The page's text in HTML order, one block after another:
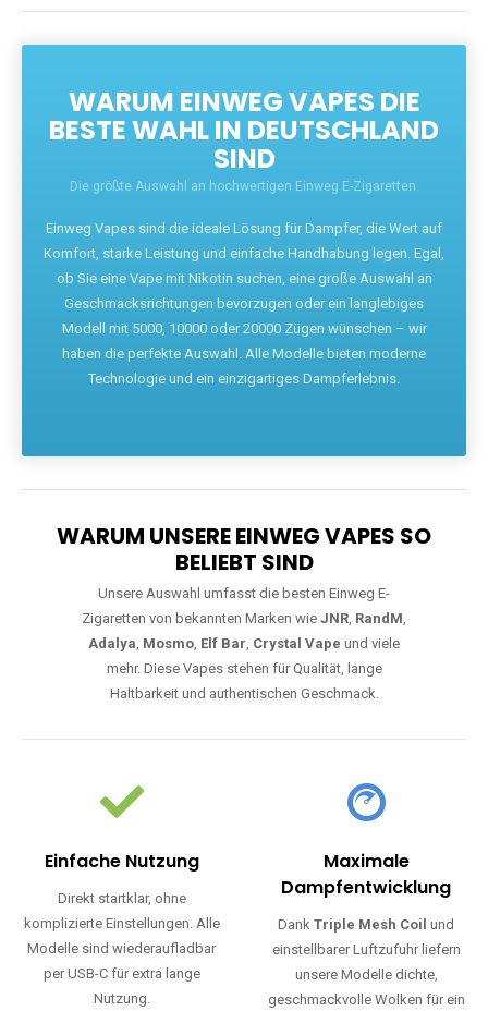
WARUM EINWEG VAPES DIE
BESTE WAHL IN DEUTSCHLAND
SIND
Die größte Auswahl an hochwertigen Einweg E-Zigaretten.
Einweg Vapes sind die ideale Lösung für Dampfer, die Wert auf
Komfort, starke Leistung und einfache Handhabung legen. Egal,
ob Sie eine Vape mit Nikotin suchen, eine große Auswahl an
Geschmacksrichtungen bevorzugen oder ein langlebiges
Modell mit 5000, 10000 oder 20000 Zügen wünschen – wir
haben die perfekte Auswahl. Alle Modelle bieten moderne
Technologie und ein einzigartiges Dampferlebnis.
WARUM UNSERE EINWEG VAPES SO
BELIEBT SIND
Unsere Auswahl umfasst die besten Einweg E-
Zigaretten von bekannten Marken wie JNR, RandM,
Adalya, Mosmo, Elf Bar, Crystal Vape und viele
mehr. Diese Vapes stehen für Qualität, lange
Haltbarkeit und authentischen Geschmack.
Einfache Nutzung
Direkt startklar, ohne
komplizierte Einstellungen. Alle
Modelle sind wiederaufladbar
per USB-C für extra lange
Nutzung.
Maximale
Dampfentwicklung
DankTriple Mesh Coil und
einstellbarer Luftzufuhr liefern
unsere Modelle dichte,
geschmackvolle Wolken für ein